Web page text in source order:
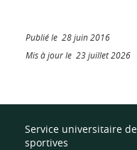
Publié le 28 juin 2016
Mis à jour le 23 juillet 2026
Service universitaire
sportives